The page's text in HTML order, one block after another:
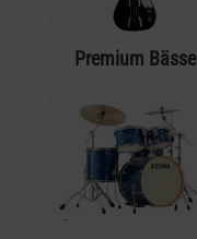
Premium Bässe